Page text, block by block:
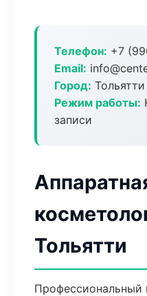
Телефон: +7
Email:
Город: Тольятти
Режим работы:
записи
Тольятти
Профессиональный